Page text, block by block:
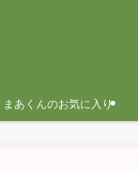
まあくんのお気に入り